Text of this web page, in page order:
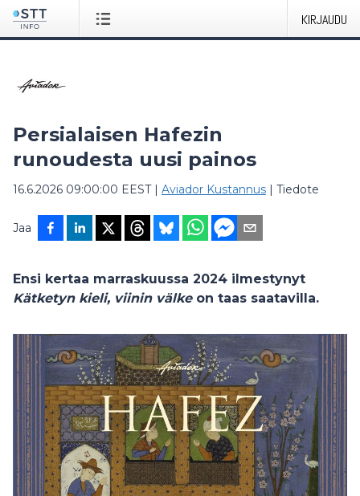
KIRJAUDU
Persialaisen Hafezin
runoudesta uusi painos
16.6.2026 09:00:00 EEST| Aviador Kustannus | Tiedote
Jaa
Ensi kertaa marraskuussa 2024 ilmestynyt
Kätketyn kieli, viinin välkeon taas saatavilla.